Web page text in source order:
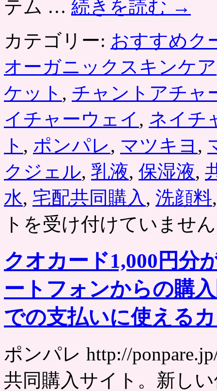
テム … 続きを読む →
カテゴリー: おすすめク
オーガニックスキンケア
ケット , チャントアチャ
イチャーウェイ , ネイチ
ト , ポンパレ, マツキヨ ,
クジェル, 乳液, 保湿液,
水, 宅配共同購入 , 洗顔料
トを受け付けていません
クオカード1,000円分
ートフォンからの購
での支払いに使える
ポンパレ http://
共同購入サイト。新し